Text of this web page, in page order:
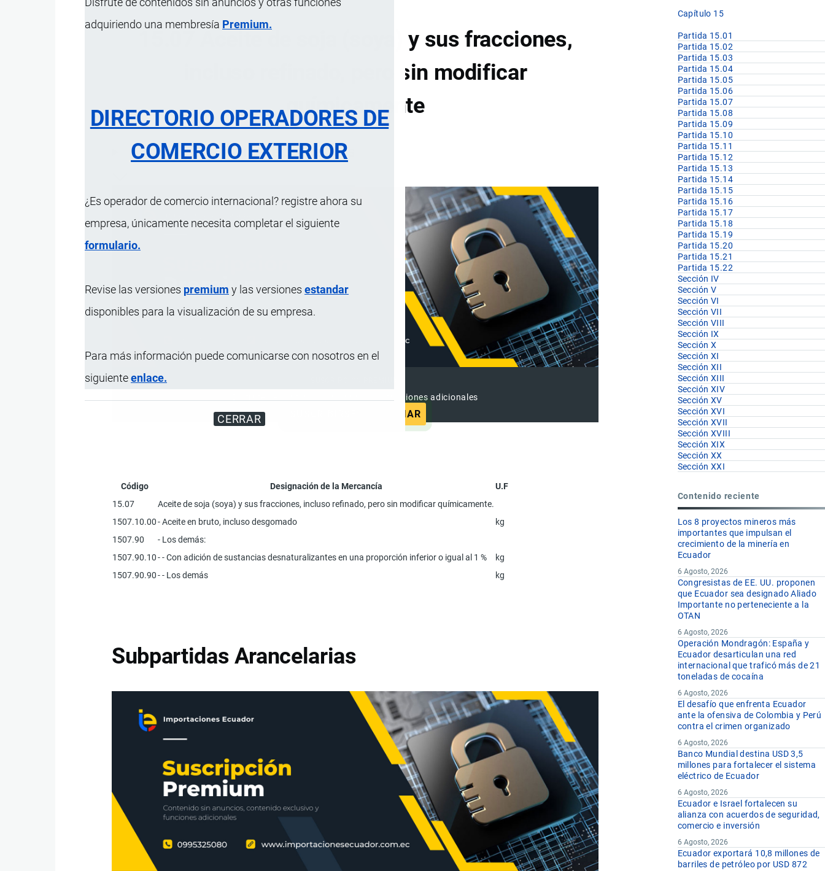
adquiriendo una membresía Premium.
DIRECTORIO OPERADORES DE
COMERCIO EXTERIOR
¿Es operador de comercio internacional? registre ahora su
empresa, únicamente necesita completar el siguiente
formulario.
Revise las versiones premium y las versiones estandar
disponibles para la visualización de su empresa.
Para más información puede comunicarse con nosotros en el
siguienteenlace.
CERRAR
15.07 Aceite de soja (soya) y sus fracciones,
incluso refinado, pero sin modificar
químicamente
ÍNDICE DE CONTENIDOS
Disfrute de contenido sin anuncios y funciones adicionales
ANUNCIAR
Código Designación de la Mercancía
U.F
15.07
Aceite de soja (soya) y sus fracciones, incluso refinado, pero sin modificar químicamente.
1507.10.00- Aceite en bruto, incluso desgomado
kg
1507.90
- Los demás:
1507.90.10- - Con adición de sustancias desnaturalizantes en una proporción inferior o igual al 1 %
kg
1507.90.90- - Los demás kg
Subpartidas Arancelarias
Capítulo 15
Partida 15.01
Partida 15.02
Partida 15.03
Partida 15.04
Partida 15.05
Partida 15.06
Partida 15.07
Partida 15.08
Partida 15.09
Partida 15.10
Partida 15.11
Partida 15.12
Partida 15.13
Partida 15.14
Partida 15.15
Partida 15.16
Partida 15.17
Partida 15.18
Partida 15.19
Partida 15.20
Partida 15.21
Partida 15.22
Sección IV
Sección V
Sección VI
Sección VII
Sección VIII
Sección IX
Sección X
Sección XI
Sección XII
Sección XIII
Sección XIV
Sección XV
Sección XVI
Sección XVII
Sección XVIII
Sección XIX
Sección XX
Sección XXI
Contenido reciente
Los 8 proyectos mineros más
importantes que impulsan el
crecimiento de la minería en
Ecuador
6 Agosto, 2026
Congresistas de EE. UU. proponen
que Ecuador sea designado Aliado
Importante no perteneciente a la
OTAN
6 Agosto, 2026
Operación Mondragón: España y
Ecuador desarticulan una red
internacional que traficó más de 21
toneladas de cocaína
6 Agosto, 2026
El desafío que enfrenta Ecuador
ante la ofensiva de Colombia y Perú
contra el crimen organizado
6 Agosto, 2026
Banco Mundial destina USD 3,5
millones para fortalecer el sistema
eléctrico de Ecuador
6 Agosto, 2026
Ecuador e Israel fortalecen su
alianza con acuerdos de seguridad,
comercio e inversión
6 Agosto, 2026
Ecuador exportará 10,8 millones de
barriles de petróleo por USD 872